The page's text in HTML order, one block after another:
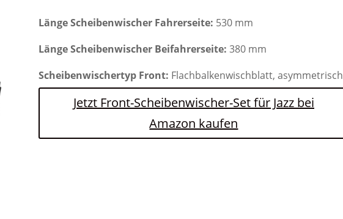
Länge Scheibenwischer Fahrerseite: 530 mm
Länge Scheibenwischer Beifahrerseite: 380 mm
Scheibenwischertyp Front: Flachbalkenwischblatt, asymmetrisch
Jetzt Front-Scheibenwischer-Set für Jazz bei
Amazon kaufen